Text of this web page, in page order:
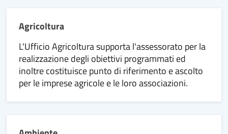
Agricoltura
L'Ufficio Agricoltura supporta l'assessorato per la
realizzazione degli obiettivi programmati ed
inoltre costituisce punto di riferimento e ascolto
per le imprese agricole e le loro associazioni.